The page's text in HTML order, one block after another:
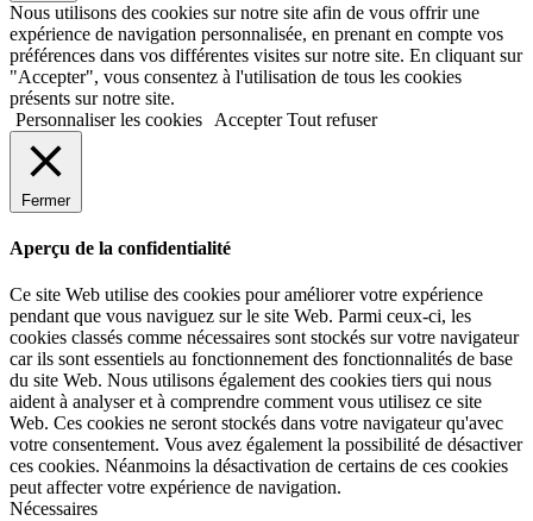
Nous utilisons des cookies sur notre site afin de vous offrir une
expérience de navigation personnalisée, en prenant en compte vos
préférences dans vos différentes visites sur notre site. En cliquant sur
"Accepter", vous consentez à l'utilisation de tous les cookies
présents sur notre site.
Personnaliser les cookies
Accepter Tout refuser
Fermer
Aperçu de la confidentialité
Ce site Web utilise des cookies pour améliorer votre expérience
pendant que vous naviguez sur le site Web. Parmi ceux-ci, les
cookies classés comme nécessaires sont stockés sur votre navigateur
car ils sont essentiels au fonctionnement des fonctionnalités de base
du site Web. Nous utilisons également des cookies tiers qui nous
aident à analyser et à comprendre comment vous utilisez ce site
Web. Ces cookies ne seront stockés dans votre navigateur qu'avec
votre consentement. Vous avez également la possibilité de désactiver
ces cookies. Néanmoins la désactivation de certains de ces cookies
peut affecter votre expérience de navigation.
Nécessaires